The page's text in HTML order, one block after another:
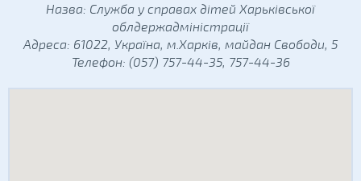
Назва: Служба у справах дітей Харьківської
облдержадміністрації
Адреса: 61022, Україна, м.Харків, майдан Свободи, 5
Телефон: (057) 757-44-35, 757-44-36